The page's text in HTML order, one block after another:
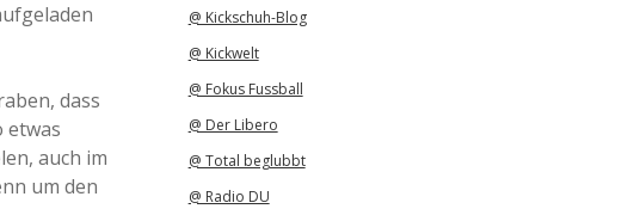
dass
etwas
auch im
um den
@ Kickschuh-Blog
@ Kickwelt
@ Fokus Fussball
@ Der Libero
@ Total beglubbt
@ Radio DU